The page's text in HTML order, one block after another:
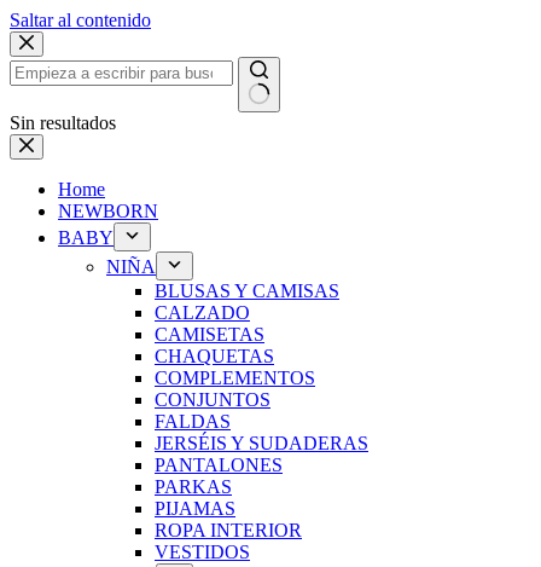
Saltar al contenido
Sin resultados
Home
NEWBORN
BABY
NIÑA
BLUSAS Y CAMISAS
CALZADO
CAMISETAS
CHAQUETAS
COMPLEMENTOS
CONJUNTOS
FALDAS
JERSÉIS Y SUDADERAS
PANTALONES
PARKAS
PIJAMAS
ROPA INTERIOR
VESTIDOS